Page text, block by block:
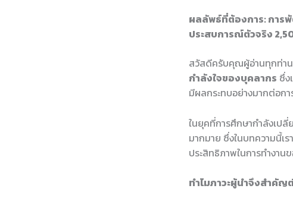
ผลลัพธ์ที่ต้องการ: การ
ประสบการณ์ตัวจริง
สวัสดีครับคุณผู้อ่านทุกท่าน!
กำลังใจของบุคลากร ซึ่ง
มีผลกระทบอย่างมากต่อก
ในยุคที่การศึกษากำลังเป
มากมาย ซึ่งในบทความนี้เร
ประสิทธิภาพในการทำงาน
ทำไมภาวะผู้นำจึงสำคั